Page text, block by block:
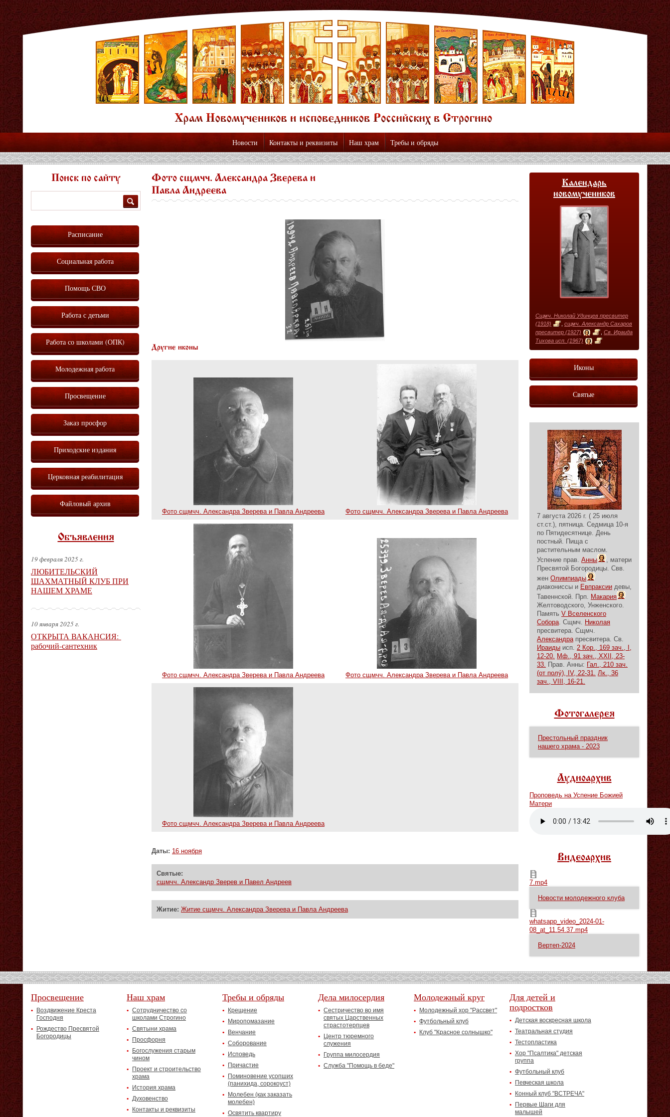
Новости Контакты и реквизиты Наш храм Требы и обряды
Фото сщмчч. Александра Зверева и
Павла Андреева
Другие иконы
Фото сщмчч. Александра Зверева и Павла Андреева Фото сщмчч. Александра Зверева и Павла Андреева
Фото сщмчч. Александра Зверева и Павла Андреева Фото сщмчч. Александра Зверева и Павла Андреева
Фото сщмчч. Александра Зверева и Павла Андреева
Даты: 16 ноября
Святые:
сщмчч. Александр Зверев и Павел Андреев
Житие: Житие сщмчч. Александра Зверева и Павла Андреева
Поиск по сайту
Расписание
Социальная работа
Помощь СВО
Работа с детьми
Работа со школами (ОПК)
Молодежная работа
Просвещение
Заказ просфор
Приходские издания
Церковная реабилитация
Файловый архив
Объявления
19 февраля 2025 г.
ЛЮБИТЕЛЬСКИЙ
ШАХМАТНЫЙ КЛУБ ПРИ
НАШЕМ ХРАМЕ
10 января 2025 г.
ОТКРЫТА ВАКАНСИЯ:
рабочий-сантехник
Календарь
новомучеников
Сщмч. Николай Удинцев пресвитер
(1918)
сщмч. Александр Сахаров
пресвитер (1927)
Св. Ираида
Тихова исп. (1967)
Иконы
Святые
7 августа 2026 г. ( 25 июля
ст.ст.), пятница. Седмица 10-я
по Пятидесятнице. День
постный. Пища с
растительным маслом.
Успение прав. Анны
, матери
Пресвятой Богородицы. Свв.
жен Олимпиады
диакониссы и Евпраксии девы,
Тавеннской. Прп. Макария
Желтоводского, Унженского.
Память V Вселенского
Собора. Сщмч. Николая
пресвитера. Сщмч.
Александрапресвитера. Св.
Ираиды исп. 2 Кор., 169 зач., I,
12-20. Мф., 91 зач., XXII, 23-
33. Прав. Анны: Гал., 210 зач.
(от полу́), IV, 22-31. Лк., 36
зач., VIII, 16-21.
Фотогалерея
Престольный праздник
нашего храма - 2023
Аудиоархив
Проповедь на Успение Божией
Матери
Видеоархив
7.mp4
7.mp4
Новости молодежного клуба
whatsapp_video_2024-01-08_at_11.54.37.mp4
whatsapp_video_2024-01-
08_at_11.54.37.mp4
Вертеп-2024
Просвещение
Воздвижение Креста
Господня
Рождество Пресвятой
Богородицы
Наш храм
Сотрудничество со
школами Строгино
Святыни храма
Просфорня
Богослужения старым
чином
Проект и строительство
храма
История храма
Духовенство
Контакты и реквизиты
Требы и обряды
Крещение
Миропомазание
Венчание
Соборование
Исповедь
Причастие
Поминовение усопших
(панихида, сорокоуст)
Молебен (как заказать
молебен)
Освятить квартиру
Дела милосердия
Сестричество во имя
святых Царственных
страстотерпцев
Центр тюремного
служения
Группа милосердия
Служба "Помощь в беде"
Молодежный круг
Молодежный хор "Рассвет"
Футбольный клуб
Клуб "Красное солнышко"
Для детей и
подростков
Детская воскресная школа
Театральная студия
Тестопластика
Хор "Псалтика" детская
группа
Футбольный клуб
Певческая школа
Конный клуб "ВСТРЕЧА"
Первые Шаги для
малышей